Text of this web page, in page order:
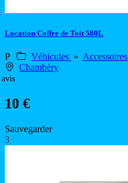
Location Coffre de Toit 580L
P Véhicules » Accessoires
Chambéry
avis
10 €
Sauvegarder
3